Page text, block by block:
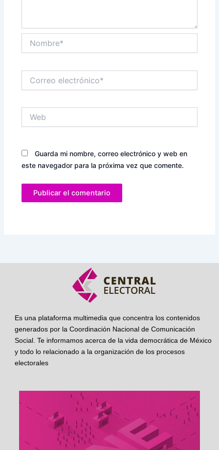
electrónico*
Guarda mi nombre, correo electrónico y web en
este navegador para la próxima vez que comente.
Es una plataforma multimedia que concentra los contenidos
generados por la Coordinación Nacional de Comunicación
Social. Te informamos acerca de la vida democrática de México
y todo lo relacionado a la organización de los procesos
electorales